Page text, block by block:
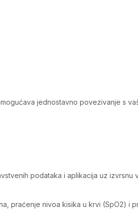
jednostavno povezivanje s
podataka i aplikacija uz izvrsnu
praćenje nivoa kisika u krvi (SpO2) i